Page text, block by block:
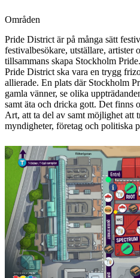
Områden
Pride District är på många sätt
festivalbesökare, utställare, artister
tillsammans skapa Stockholm
Pride District ska vara en trygg
allierade. En plats där Stockholm
gamla vänner, se olika
samt äta och dricka gott. Det finns
Art, att ta del av samt möjlighet att
myndigheter, företag och politiska